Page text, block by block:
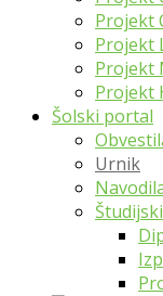
Projekt
Projekt
Projekt
Projekt
Šolski portal
Urnik